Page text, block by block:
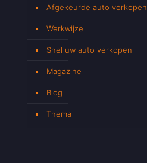
Afgekeurde auto verkopen
Werkwijze
Snel uw auto verkopen
Magazine
Blog
Thema